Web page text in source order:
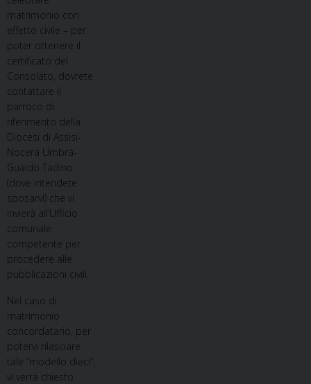
matrimonio con
effetto civile – per
poter ottenere il
certificato del
Consolato, dovrete
contattare il
parroco di
riferimento della
Diocesi di Assisi-
Nocera Umbra-
Gualdo Tadino
(dove intendete
sposarvi) che vi
invierà all’Ufficio
comunale
competente per
procedere alle
pubblicazioni civili.
Nel caso di
matrimonio
concordatario, per
potervi rilasciare
tale “modello dieci”,
vi verrà chiesto